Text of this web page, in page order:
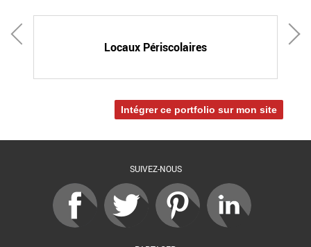
Locaux Périscolaires
Intégrer ce portfolio sur mon site
SUIVEZ-NOUS